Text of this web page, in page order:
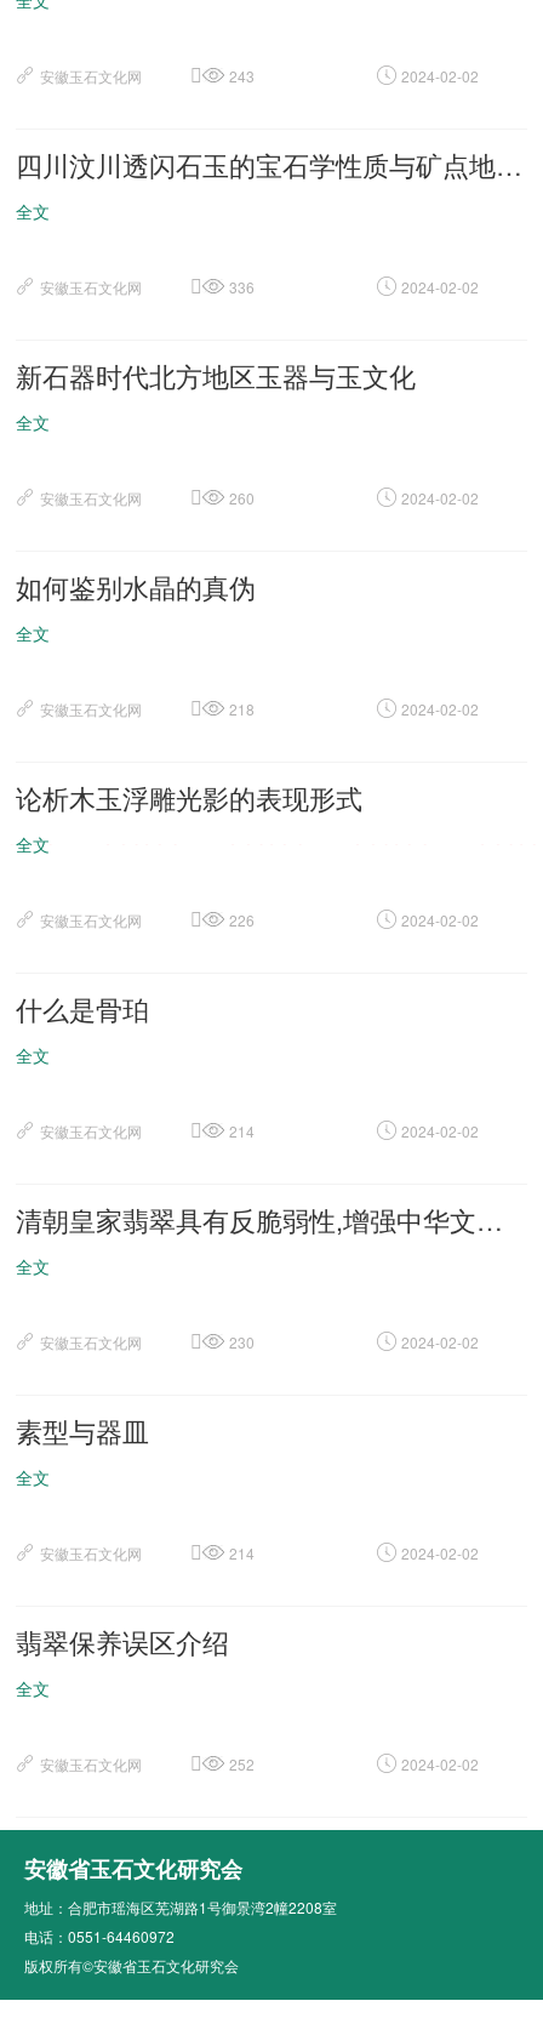
安徽玉石文化网 243 2024-02-02
四川汶川透闪石玉的宝石学性质与矿点地质特征
全文
安徽玉石文化网 336 2024-02-02
新石器时代北方地区玉器与玉文化
全文
安徽玉石文化网 260 2024-02-02
如何鉴别水晶的真伪
全文
安徽玉石文化网 218 2024-02-02
论析木玉浮雕光影的表现形式
全文
安徽玉石文化网 226 2024-02-02
什么是骨珀
全文
安徽玉石文化网 214 2024-02-02
清朝皇家翡翠具有反脆弱性,增强中华文明传播力影响力
全文
安徽玉石文化网 230 2024-02-02
素型与器皿
全文
安徽玉石文化网 214 2024-02-02
翡翠保养误区介绍
全文
安徽玉石文化网 252 2024-02-02
安徽省玉石文化研究会
地址：合肥市瑶海区芜湖路1号御景湾2幢2208室
电话：0551-64460972
版权所有©安徽省玉石文化研究会